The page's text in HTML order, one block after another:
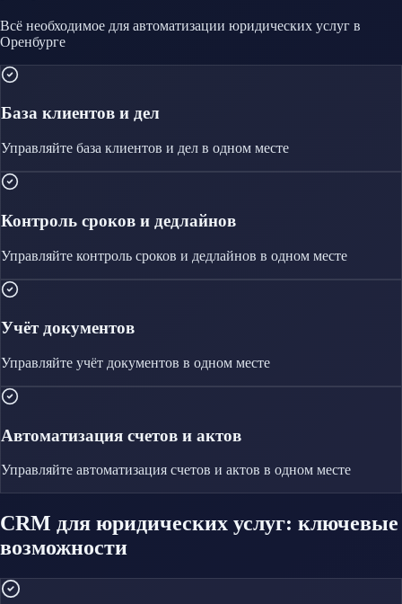
Всё необходимое для автоматизации юридических услуг в
Оренбурге
База клиентов и дел
Управляйте база клиентов и дел в одном месте
Контроль сроков и дедлайнов
Управляйте контроль сроков и дедлайнов в одном месте
Учёт документов
Управляйте учёт документов в одном месте
Автоматизация счетов и актов
Управляйте автоматизация счетов и актов в одном месте
CRM для юридических услуг: ключевые
возможности